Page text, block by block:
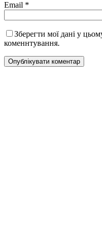
Email *
Зберегти мої дані у
коменнтування.